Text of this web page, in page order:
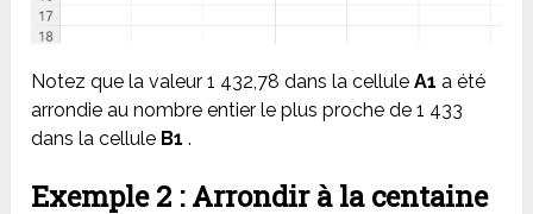
Notez que la valeur 1 432,78 dans la celluleA1 a été
arrondie au nombre entier le plus proche de 1 433
dans la cellule B1 .
Exemple 2 : Arrondir à la centaine